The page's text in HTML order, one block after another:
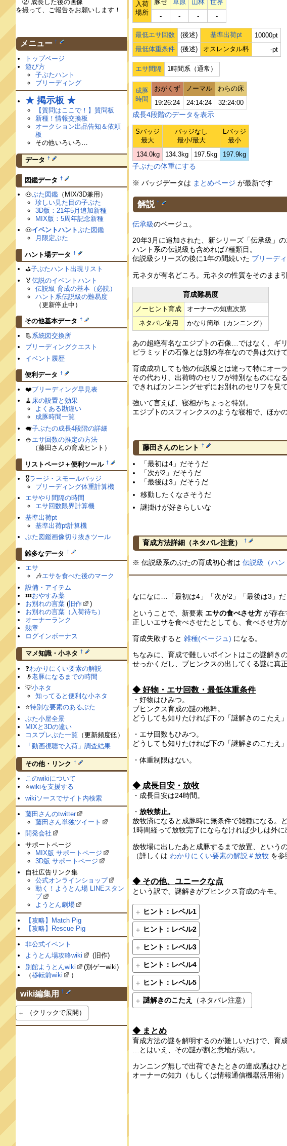
入荷
場所
豚セ 草原 山林
世界
‐
‐ ‐ ‐
最低エサ回数 (後述) 基準出荷pt
10000pt
最低体重条件
(後述) オスレンタル料 -pt
エサ間隔 1時間系（通常）
成豚
時間
おがくず ノーマル
わらの床
19:26:24
24:14:24 32:24:00
成長4段階のデータを表示
Sバッジ
最大
バッジなし
最小/最大
Lバッジ
最小
134.0kg
134.3kg 197.5kg 197.9kg
子ぶたの体重にする
※ バッジデータは まとめページ が最新です
解説 †
伝承級のベージュ。
20年3月に追加された、新シリーズ「伝承級」の
ハント系の伝説級も含めれば7種類目。
伝説級シリーズの後に1年の間続いた ブリーデ
元ネタが有名どころ。元ネタの性質をそのまま
育成難易度
ノーヒント育成
オーナーの知恵次第
ネタバレ使用
かなり簡単（カンニング）
あの超絶有名なエジプトの石像…ではなく、ギ
ピラミッドの石像とは別の存在なので鼻は欠け
育成成功しても他の伝説級とは違って特にオー
その代わり、出荷時のセリフが特別なものになる
できればカンニングせずにお別れのセリフを見て
強いて言えば、寝相がちょっと特別。
エジプトのスフィンクスのような寝相で、ほか
藤田さんのヒント †
「最初は4」だそうだ
「次が2」だそうだ
「最後は3」だそうだ
移動したくなさそうだ
謎掛けが好きらしいな
育成方法詳細 （ネタバレ注意） †
※ 伝説級系のぶたの育成初心者は伝説級（ハン
なになに…「最初は4」「次が2」「最後は3」
ということで、新要素 エサの食べさせ方 が存在
正しいエサを食べさせたとしても、食べさせ方
育成失敗すると雑種(ベージュ) になる。
ちなみに、育成で難しいポイントはこの謎解きの
せっかくだし、ブヒンクスの出してくる謎に真
◆ 好物・エサ回数・最低体重条件
・好物はひみつ。
ブヒンクス育成の謎の根幹。
どうしても知りたければ下の「謎解きのこたえ」
・エサ回数もひみつ。
どうしても知りたければ下の「謎解きのこたえ」
・体重制限はない。
◆ 成長目安・放牧
・成長目安は24時間。
・放牧禁止。
放牧済になると成豚時に無条件で雑種になる。
1時間経って放牧完了にならなければ少しは外に
放牧場に出したあと成豚するまで放置、というの
（詳しくは わかりにくい要素の解説＃放牧 を参
◆ その他、ユニークな点
という訳で、謎解きがブヒンクス育成のキモ。
ヒント：レベル1
ヒント：レベル2
ヒント：レベル3
ヒント：レベル4
ヒント：レベル5
謎解きのこたえ （ネタバレ注意）
◆ まとめ
育成方法の謎を解明するのが難しいだけで、育
…とはいえ、その謎が割と意地が悪い。
カンニング無しで出荷できたときの達成感はひ
オーナーの知力（もしくは情報通信機器活用術
② 成長した後の画像
を撮って、ご報告をお願いします！
メニュー †
トップページ
遊び方
子ぶたハント
ブリーディング
★ 掲示板 ★
【質問はここで！】質問板
新種！情報交換板
オークション出品告知＆依頼
板
その他いろいろ…
データ †
図鑑データ †
🐽ぶた図鑑 （MIX/3D兼用）
珍しい見た目の子ぶた
3D版：21年5月追加新種
MIX版：5周年記念新種
🐽イベントハントぶた図鑑
月限定ぶた
ハント場データ †
⛳️子ぶたハント出現リスト
🏅伝説のイベントハント
伝説級 育成の基本（必読）
ハント系伝説級の難易度
（更新停止中）
その他基本データ †
📃系統図交換所
ブリーディングクエスト
イベント履歴
便利データ †
❤️ブリーディング早見表
🧹 床の設置と効果
よくある勘違い
成豚時間一覧
🐖子ぶたの成長4段階の詳細
🍚 エサ回数の推定の方法
（藤田さんの育成ヒント）
リストページ＋便利ツール †
🎖ラージ・スモールバッジ
ブリーディング体重計算機
エサやり間隔の時間
エサ回数限界計算機
基準出荷pt
基準出荷pt計算機
ぶた図鑑画像切り抜きツール
雑多なデータ †
エサ
🎶エサを食べた後のマーク
設備・アイテム
💤おやすみ薬
お別れの言葉 (旧作
)
お別れの言葉（入荷待ち）
オーナーランク
勲章
ログインボーナス
マメ知識・小ネタ †
❓わかりにくい要素の解説
👴老豚になるまでの時間
💡小ネタ
知ってると便利な小ネタ
⭐️特別な要素のあるぶた
ぶた小屋全景
MIXと3Dの違い
コスプレぶた一覧 （更新頻度低）
「動画視聴で入荷」調査結果
その他・リンク †
このwikiについて
⭐️wikiを支援する
wikiソースでサイト内検索
藤田さんのtwitter
藤田さん単独ツイート
開発会社
サポートページ
MIX版 サポートページ
3D版 サポートページ
自社広告リンク集
公式オンラインショップ
動く！ようとん場 LINEスタン
プ
ようとん劇場
【攻略】Match Pig
【攻略】Rescue Pig
非公式イベント
ようとん場攻略wiki
(旧作)
別館ようとんwiki
(別ゲーwiki)
（移転前wiki ）
wiki編集用 †
（クリックで展開）